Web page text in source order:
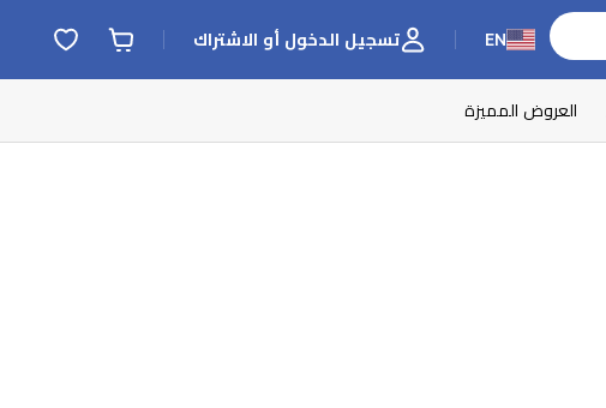
EN تسجيل الدخول أو الاشتراك
العروض المميزة